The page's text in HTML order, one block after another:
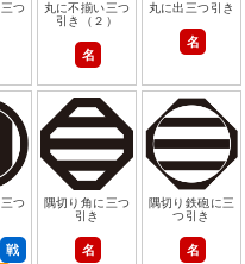
つ
丸に不揃い三つ
引き（２）
名
丸に出三つ引き
名
つ
戦
隅切り角に三つ
引き
名
隅切り鉄砲に三
つ引き
名